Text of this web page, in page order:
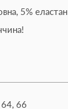
5% еластан
66